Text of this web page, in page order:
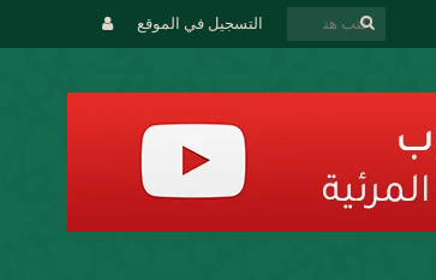
التسجيل في الموقع